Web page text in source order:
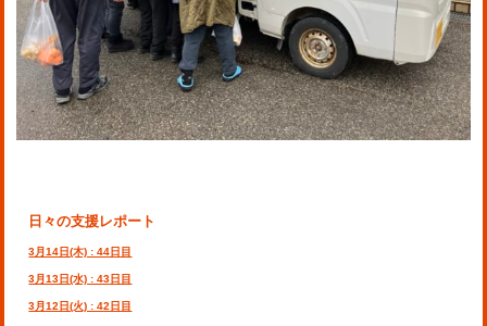
日々の支援レポート
3月14日(木) : 44日目
3月13日(水) : 43日目
3月12日(火) : 42日目